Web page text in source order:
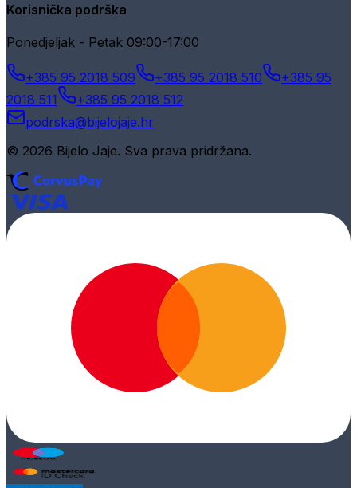
Korisnička podrška
Ponedjeljak - Petak 09:00-17:00
+385 95 2018 509 +385 95 2018 510
+385 95
2018 511
+385 95 2018 512
podrska@bijelojaje.hr
© 2026 Bijelo Jaje. Sva prava pridržana.